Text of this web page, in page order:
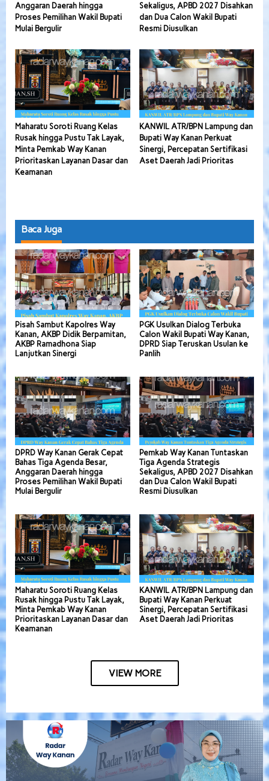
Anggaran Daerah hingga
Proses Pemilihan Wakil Bupati
Mulai Bergulir
Sekaligus, APBD 2027 Disahkan
dan Dua Calon Wakil Bupati
Resmi Diusulkan
Maharatu Soroti Ruang Kelas
Rusak hingga Pustu Tak Layak,
Minta Pemkab Way Kanan
Prioritaskan Layanan Dasar dan
Keamanan
KANWIL ATR/BPN Lampung dan
Bupati Way Kanan Perkuat
Sinergi, Percepatan Sertifikasi
Aset Daerah Jadi Prioritas
Baca Juga
Pisah Sambut Kapolres Way
Kanan, AKBP Didik Berpamitan,
AKBP Ramadhona Siap
Lanjutkan Sinergi
PGK Usulkan Dialog Terbuka
Calon Wakil Bupati Way Kanan,
DPRD Siap Teruskan Usulan ke
Panlih
DPRD Way Kanan Gerak Cepat
Bahas Tiga Agenda Besar,
Anggaran Daerah hingga
Proses Pemilihan Wakil Bupati
Mulai Bergulir
Pemkab Way Kanan Tuntaskan
Tiga Agenda Strategis
Sekaligus, APBD 2027 Disahkan
dan Dua Calon Wakil Bupati
Resmi Diusulkan
Maharatu Soroti Ruang Kelas
Rusak hingga Pustu Tak Layak,
Minta Pemkab Way Kanan
Prioritaskan Layanan Dasar dan
Keamanan
KANWIL ATR/BPN Lampung dan
Bupati Way Kanan Perkuat
Sinergi, Percepatan Sertifikasi
Aset Daerah Jadi Prioritas
VIEW MORE